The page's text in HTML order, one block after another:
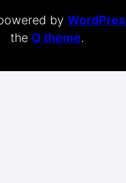
by
the Q theme.